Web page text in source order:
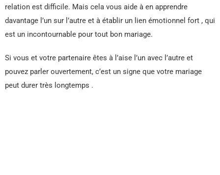
relation est difficile. Mais cela vous aide à en apprendre
davantage l’un sur l’autre et à établir un lien émotionnel fort , qui
est un incontournable pour tout bon mariage.
Si vous et votre partenaire êtes à l’aise l’un avec l’autre et
pouvez parler ouvertement, c’est un signe que votre mariage
peut durer très longtemps .